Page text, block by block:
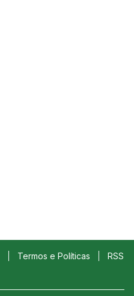
Termos e Políticas RSS